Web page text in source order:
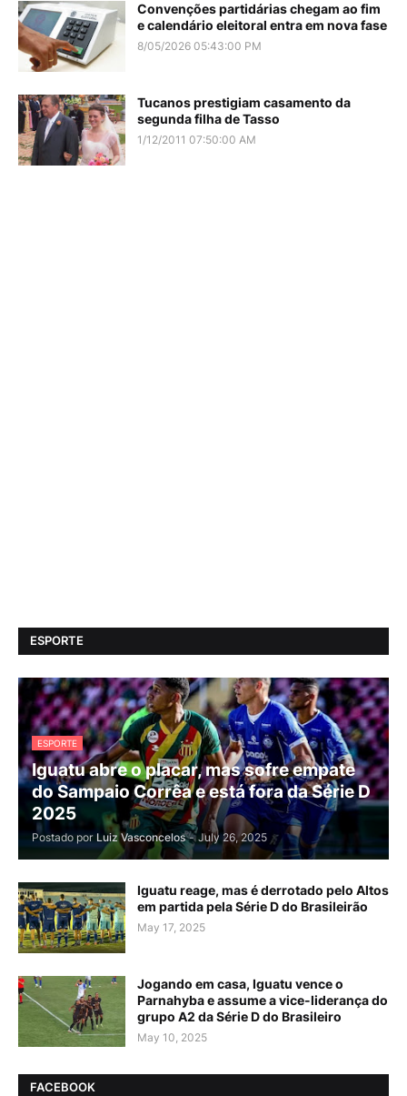
Convenções partidárias chegam ao fim
e calendário eleitoral entra em nova fase
8/05/2026 05:43:00 PM
Tucanos prestigiam casamento da
segunda filha de Tasso
1/12/2011 07:50:00 AM
ESPORTE
ESPORTE
Iguatu abre o placar, mas sofre empate
do Sampaio Corrêa e está fora da Série D
2025
Postado por Luiz Vasconcelos - July 26, 2025
Iguatu reage, mas é derrotado pelo Altos
em partida pela Série D do Brasileirão
May 17, 2025
Jogando em casa, Iguatu vence o
Parnahyba e assume a vice-liderança do
grupo A2 da Série D do Brasileiro
May 10, 2025
FACEBOOK